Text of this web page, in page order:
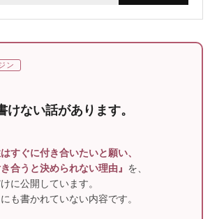
ン
けない話があります。
はすぐに付き合いたいと願い、
合うと決められない理由』 を、
に公開しています。
も書かれていない内容です。